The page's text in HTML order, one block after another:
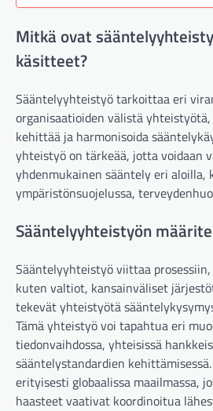
Mitkä ovat
käsitteet?
Sääntelyyhteistyö tarkoittaa eri
organisaatioiden välistä
kehittää ja harmonisoida
yhteistyö on tärkeää, jotta voidaan
yhdenmukainen sääntely eri aloilla,
ympäristönsuojelussa,
Sääntelyyhteistyön
Sääntelyyhteistyö viittaa
kuten valtiot, kansainväliset
tekevät yhteistyötä
Tämä yhteistyö voi tapahtua eri
tiedonvaihdossa, yhteisissä
sääntelystandardien
erityisesti globaalissa maailmassa,
haasteet vaativat koordinoitua